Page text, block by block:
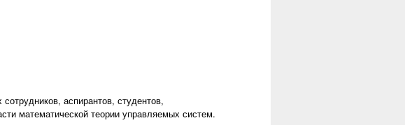
аспирантов, студентов,
математической теории управляемых систем.